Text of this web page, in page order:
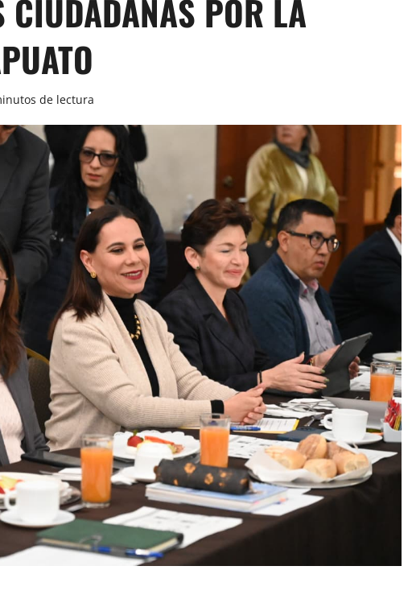
CIUDADANAS POR LA
de lectura